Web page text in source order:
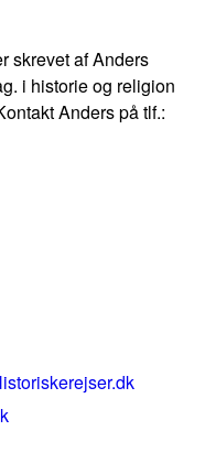
skrevet af Anders
i historie og religion
Anders på tlf.: